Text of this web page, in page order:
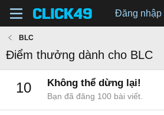
Đăng nhập
BLC
Điểm thưởng dành cho BLC
10 Không thể dừng lại!
Bạn đã đăng 100 bài viết.